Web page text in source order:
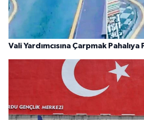
Vali Yardımcısına Çarpmak Pahalıya